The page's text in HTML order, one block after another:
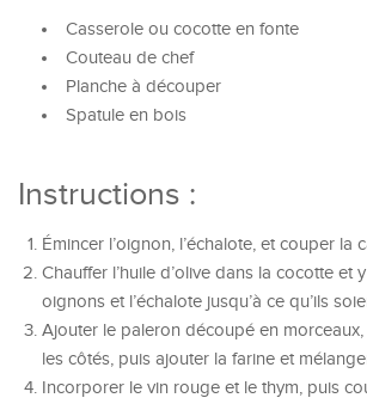
Casserole ou cocotte en fonte
Couteau de chef
Planche à découper
Spatule en bois
Instructions :
Émincer l’oignon, l’échalote, et couper la
Chauffer l’huile d’olive dans la cocotte et
oignons et l’échalote jusqu’à ce qu’ils
Ajouter le paleron découpé en
les côtés, puis ajouter la farine et
Incorporer le vin rouge et le thym, puis